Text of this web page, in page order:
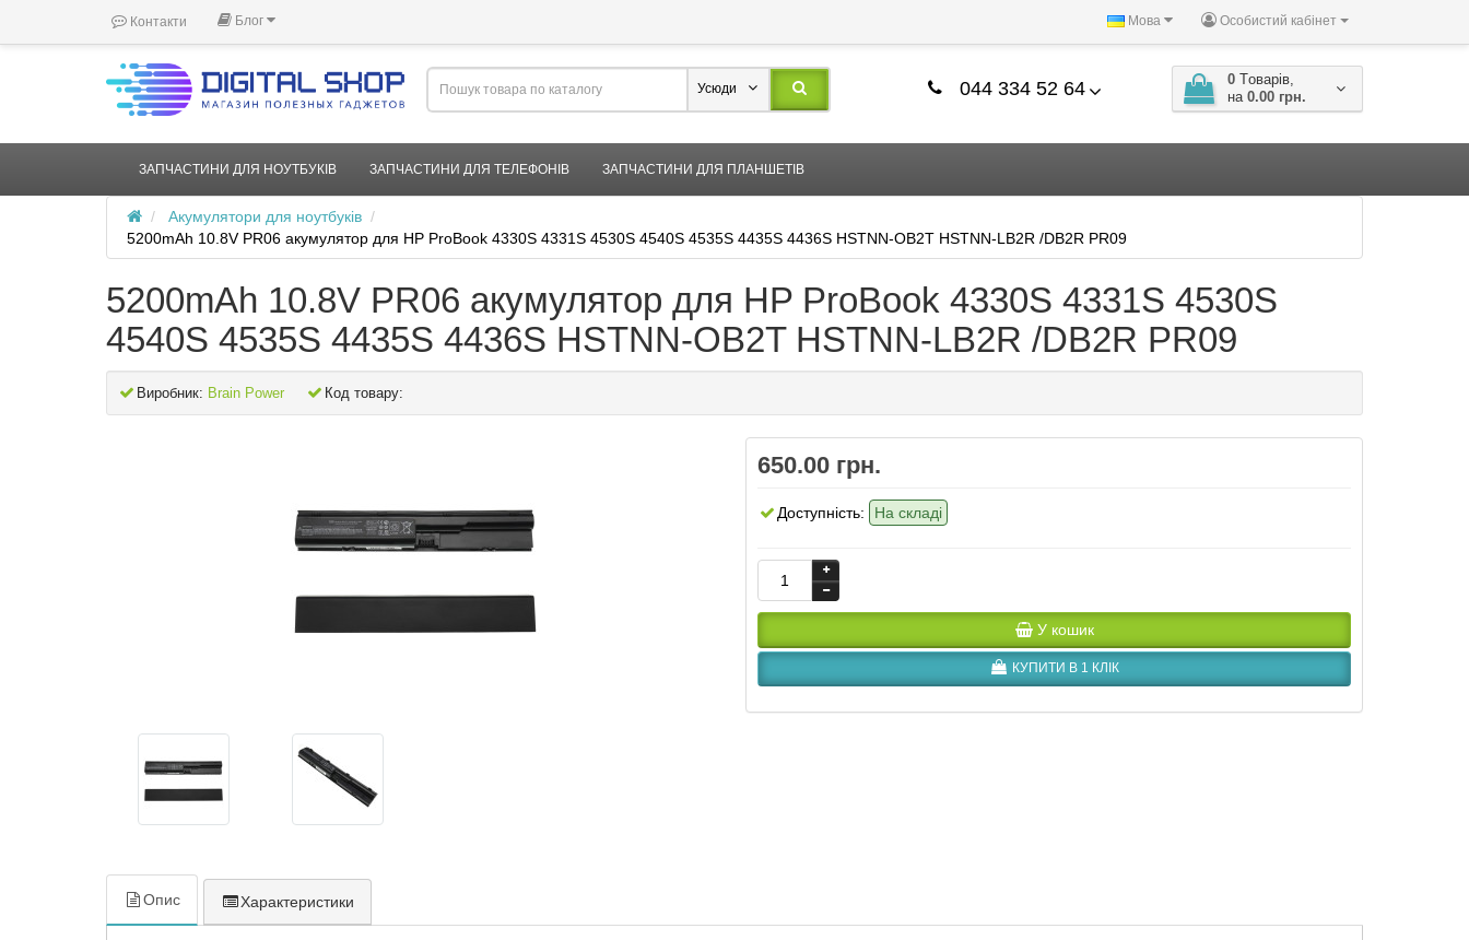
Контакти Блог Особистий кабінет
Мова
044 334 52 64 0 Tоварів,
на 0.00 грн.
Усюди
ЗАПЧАСТИНИ ДЛЯ НОУТБУКІВ ЗАПЧАСТИНИ ДЛЯ ТЕЛЕФОНІВ ЗАПЧАСТИНИ ДЛЯ ПЛАНШЕТІВ
Акумулятори для ноутбуків
5200mAh 10.8V PR06 акумулятор для HP ProBook 4330S 4331S 4530S 4540S 4535S 4435S 4436S HSTNN-OB2T HSTNN-LB2R /DB2R PR09
5200mAh 10.8V PR06 акумулятор для HP ProBook 4330S 4331S 4530S
4540S 4535S 4435S 4436S HSTNN-OB2T HSTNN-LB2R /DB2R PR09
Виробник: Brain Power Код товару:
650.00 грн.
Доступність: На складі
У кошик
КУПИТИ В 1 КЛІК
Опис Характеристики